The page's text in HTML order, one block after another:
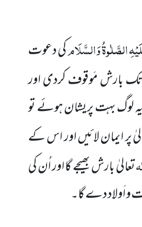
الصَّلٰوۃُ وَالسَّلَامکی دعوت
بارش مَوقوف کردی اور
یہ لوگ بہت پریشان ہوئے تو
پر ایمان لائیں اور اس کے
تعالیٰ بارش بھیجے گا اور اُن کی
و اَولاد دے گا۔